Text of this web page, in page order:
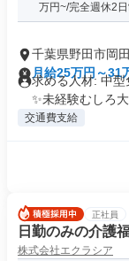
万円~/完全週休2
千葉県野田市岡田
月給25万円～31
求める人材: 中型
✨未経験むしろ大
交通費支給
正社員
日勤のみの介護
株式会社エクラシア